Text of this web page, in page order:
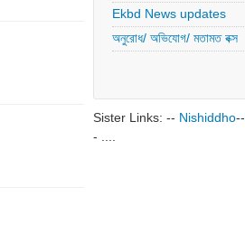
Ekbd News updates
অনুরোধ/ অভিযোগ/ মতামত বক্স
Sister Links: -- Nishiddho--
- ....